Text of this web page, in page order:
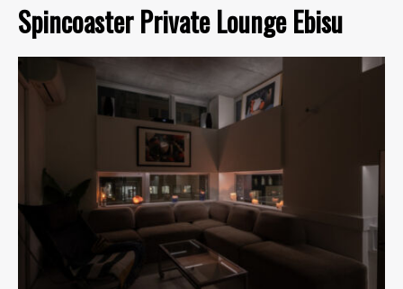
Spincoaster Private Lounge Ebisu